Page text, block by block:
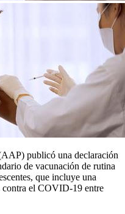
publicó una declaración
de vacunación de rutina
que incluye una
contra el COVID-19 entre